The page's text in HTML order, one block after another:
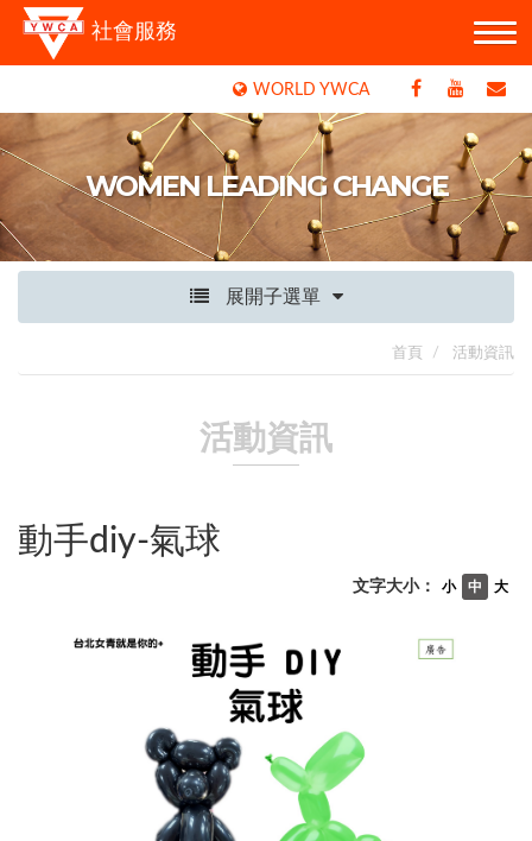
社會服務
WORLD YWCA
WOMEN LEADING CHANGE
展開子選單
首頁 活動資訊
活動資訊
動手diy-氣球
大
中
小
文字大小：